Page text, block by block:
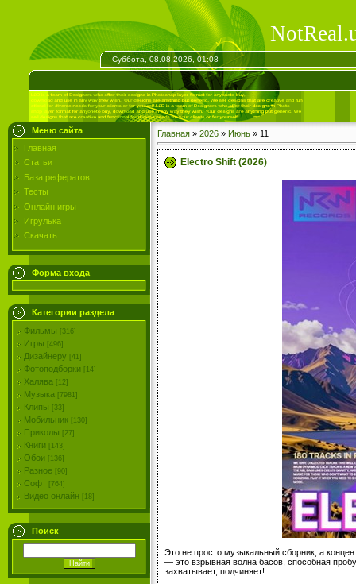
Суббота, 08.08.2026, 01:08
Меню сайта
Главная
Статьи
База рефератов
Тесты
Онлайн игры
Игрулька
Скачать
Форма входа
Категории раздела
Фильмы
[316]
Игры [496]
Дизайнеру [41]
Фотоподборки [14]
Халява [12]
Музыка [7981]
Клипы [33]
Мобильник [130]
Приколы [27]
Книги [143]
Обои [136]
Разное [90]
Софт [764]
Видео онлайн [18]
Поиск
Главная » 2026 » Июнь » 11
Electro Shift (2026)
Это не просто музыкальный сборник, а
— это взрывная волна басов, способная
захватывает, подчиняет!